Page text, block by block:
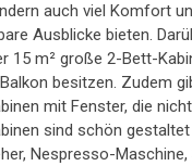
auch viel Komfort
Ausblicke bieten.
15 m² große 2-Bett-
besitzen. Zudem
mit Fenster, die
sind schön
Nespresso-